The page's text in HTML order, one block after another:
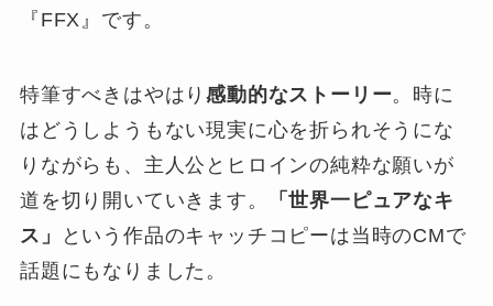
『FFX』です。
特筆すべきはやはり感動的なストーリー。時に
はどうしようもない現実に心を折られそうにな
りながらも、主人公とヒロインの純粋な願いが
道を切り開いていきます。
「世界一ピュアなキ
ス」
という作品のキャッチコピーは当時のCMで
話題にもなりました。